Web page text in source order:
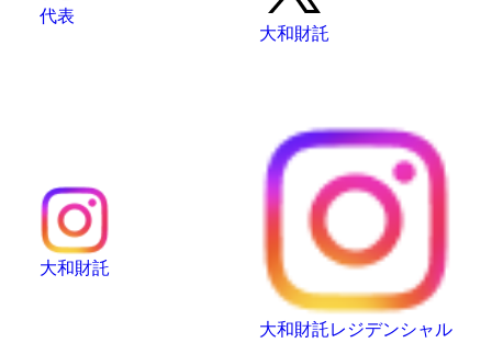
代表
大和財託
大和財託
大和財託レジデンシャル